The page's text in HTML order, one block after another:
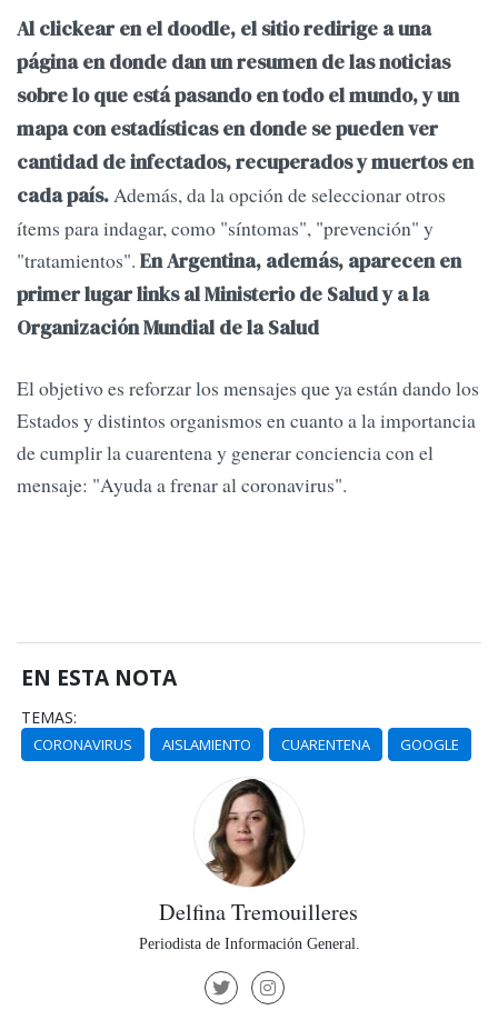
Al clickear en el doodle, el sitio redirige a una
página en donde dan un resumen de las noticias
sobre lo que está pasando en todo el mundo, y un
mapa con estadísticas en donde se pueden ver
cantidad de infectados, recuperados y muertos en
cada país.Además, da la opción de seleccionar otros
ítems para indagar, como "síntomas", "prevención" y
"tratamientos". En Argentina, además, aparecen en
primer lugar links al Ministerio de Salud y a la
Organización Mundial de la Salud
El objetivo es reforzar los mensajes que ya están dando los
Estados y distintos organismos en cuanto a la importancia
de cumplir la cuarentena y generar conciencia con el
mensaje: "Ayuda a frenar al coronavirus".
EN ESTA NOTA
TEMAS:
CORONAVIRUS AISLAMIENTO CUARENTENA GOOGLE
Delfina Tremouilleres
Periodista de Información General.